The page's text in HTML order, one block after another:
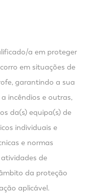
a em proteger
em situações de
garantindo a sua
incêndios e outras,
da(s) equipa(s) de
individuais e
e normas
de
da proteção
aplicável.